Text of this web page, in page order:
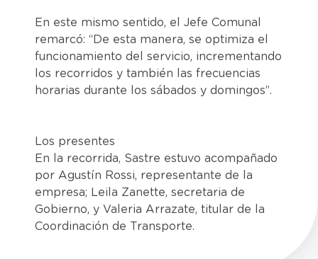
En este mismo sentido, el Jefe Comunal
remarcó: “De esta manera, se optimiza el
funcionamiento del servicio, incrementando
los recorridos y también las frecuencias
horarias durante los sábados y domingos”.
Los presentes
En la recorrida, Sastre estuvo acompañado
por Agustín Rossi, representante de la
empresa; Leila Zanette, secretaria de
Gobierno, y Valeria Arrazate, titular de la
Coordinación de Transporte.